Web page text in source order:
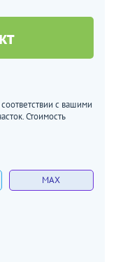
с вашими
Стоимость
MAX